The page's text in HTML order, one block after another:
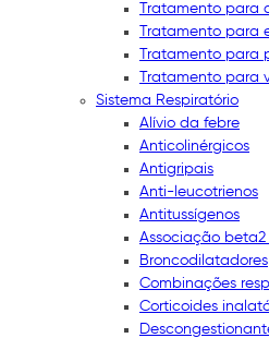
Tratamento para
Tratamento para
Tratamento para
Tratamento para
Sistema Respiratório
Alívio da febre
Anticolinérgicos
Antigripais
Anti-leucotrienos
Antitussígenos
Associação
Broncodilatadores
Combinações
Corticoides